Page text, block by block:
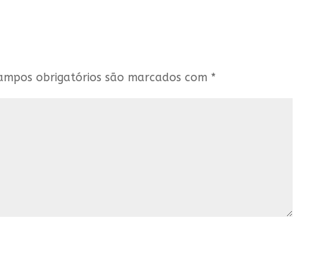
obrigatórios são marcados com *